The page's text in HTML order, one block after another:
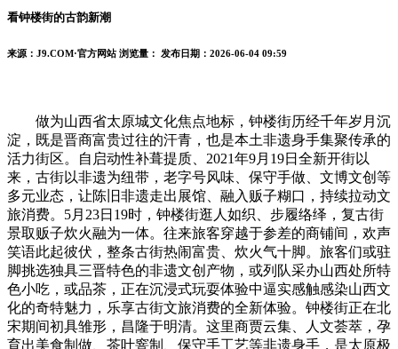
看钟楼街的古韵新潮
来源：J9.COM·官方网站 浏览量： 发布日期：2026-06-04 09:59
做为山西省太原城文化焦点地标，钟楼街历经千年岁月沉
淀，既是晋商富贵过往的汗青，也是本土非遗身手集聚传承的
活力街区。自启动性补葺提质、2021年9月19日全新开街以
来，古街以非遗为纽带，老字号风味、保守手做、文博文创等
多元业态，让陈旧非遗走出展馆、融入贩子糊口，持续拉动文
旅消费。5月23日19时，钟楼街逛人如织、步履络绎，复古街
景取贩子炊火融为一体。往来旅客穿越于参差的商铺间，欢声
笑语此起彼伏，整条古街热闹富贵、炊火气十脚。旅客们或驻
脚挑选独具三晋特色的非遗文创产物，或列队采办山西处所特
色小吃，或品茶，正在沉浸式玩耍体验中逼实感触感染山西文
化的奇特魅力，乐享古街文旅消费的全新体验。钟楼街正在北
宋期间初具雏形，昌隆于明清。这里商贾云集、人文荟萃，孕
育出美食制做、茶叶窨制、保守手工艺等非遗身手，是太原极